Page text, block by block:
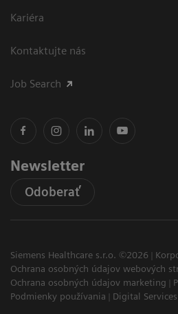
Kariéra
Kontaktujte nás
Job Search
Newsletter
Odoberať
Siemens Healthcare s.r.o. ©2026
Ochrana osobných údajov webových
Ochrana osobných údajov marketing
Podmienky používania
Digital